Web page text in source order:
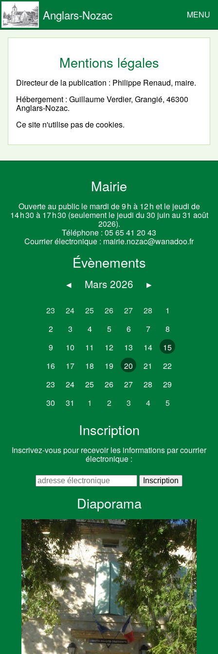
Anglars-Nozac MENU
Mentions légales
Directeur de la publication : Philippe Renaud, maire.
Hébergement : Guillaume Verdier, Grangié, 46300
Anglars-Nozac.
Ce site n'utilise pas de cookies.
Mairie
Ouverte au public le mardi de 9 h à 12 h et le jeudi de
14 h 30 à 17 h 30 (seulement le jeudi du 30 juin au 31 août
2026).
Téléphone : 05 65 41 20 43
Courrier électronique : mairie.nozac@wanadoo.fr
Évènements
◂ Mars 2026 ▸
23 24 25 26 27 28
1
2
3 4 5 6 7
8
9
10 11 12 13 14
15
16
17 18 19 20 21
22
23
24 25 26 27 28
29
30
31 1 2 3 4 5
Inscription
Inscrivez-vous pour recevoir les informations par courrier
électronique :
Diaporama